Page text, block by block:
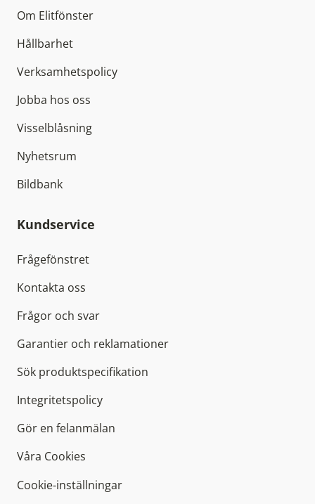
Om Elitfönster
Hållbarhet
Verksamhetspolicy
Jobba hos oss
Visselblåsning
Nyhetsrum
Bildbank
Kundservice
Frågefönstret
Kontakta oss
Frågor och svar
Garantier och reklamationer
Sök produktspecifikation
Integritetspolicy
Gör en felanmälan
Våra Cookies
Cookie-inställningar